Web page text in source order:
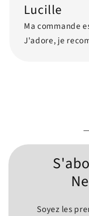
Lucille
Ma commande
J'adore, je
Soyez les